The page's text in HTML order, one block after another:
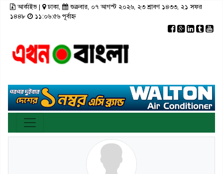
আর্কাইভ| ঢাকা,
শুক্রবার, ০৭ আগস্ট ২০২৬, ২৩ শ্রাবণ ১৪৩৩, ২১ সফর
১৪৪৮
১১:০৬:৫৬ পূর্বাহ্ন
রাজনীতি
মতামত
স্বাস্থ্য
সাহিত্য
লাইফস্টাইল
টপ নিউজ
তথ্য-প্রযুক্তি
ঢাকা
বরিশাল
ময়মনসিংহ
রাজশাহী
রংপুর
সিলেট ভিডিও
ফটো গ্যালারী